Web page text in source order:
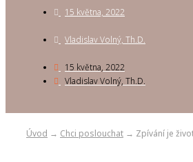
15 května, 2022
Vladislav Volný, Th.D.
15 května, 2022
Vladislav Volný, Th.D.
Úvod → Chci poslouchat → Zpívání je